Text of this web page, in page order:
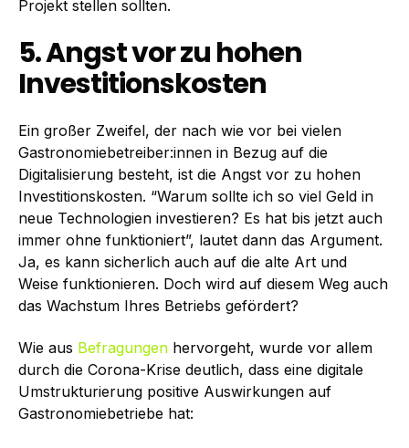
Projekt stellen sollten.
5. Angst vor zu hohen
Investitionskosten
Ein großer Zweifel, der nach wie vor bei vielen
Gastronomiebetreiber:innen in Bezug auf die
Digitalisierung besteht, ist die Angst vor zu hohen
Investitionskosten. “Warum sollte ich so viel Geld in
neue Technologien investieren? Es hat bis jetzt auch
immer ohne funktioniert”, lautet dann das Argument.
Ja, es kann sicherlich auch auf die alte Art und
Weise funktionieren. Doch wird auf diesem Weg auch
das Wachstum Ihres Betriebs gefördert?
Wie aus Befragungen hervorgeht, wurde vor allem
durch die Corona-Krise deutlich, dass eine digitale
Umstrukturierung positive Auswirkungen auf
Gastronomiebetriebe hat: